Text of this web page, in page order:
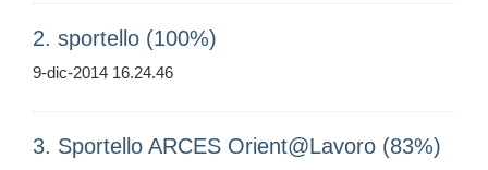
2. sportello (100%)
9-dic-2014 16.24.46
3. Sportello ARCES Orient@Lavoro (83%)